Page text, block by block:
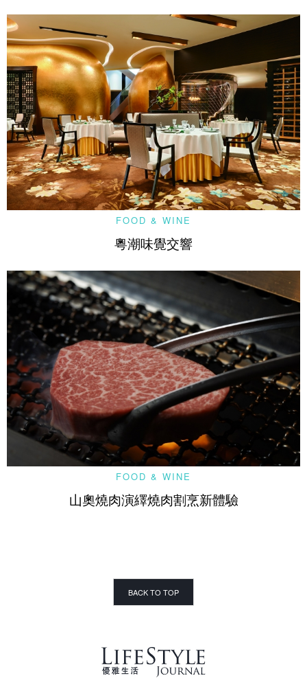
FOOD & WINE
粵潮味覺交響
FOOD & WINE
山奧燒肉演繹燒肉割烹新體驗
BACK TO TOP